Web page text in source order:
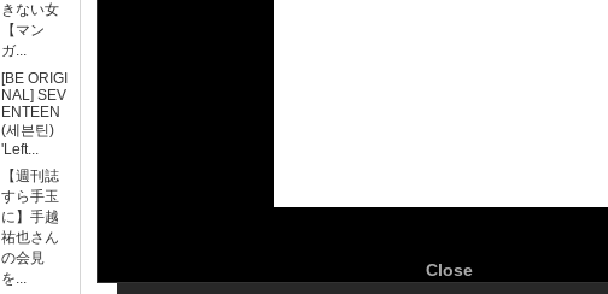
きない女
【マン
ガ...
[BE ORIGI
NAL] SEV
ENTEEN
(세븐틴)
'Left...
【週刊誌
すら手玉
に】手越
祐也さん
の会見
を...
Close